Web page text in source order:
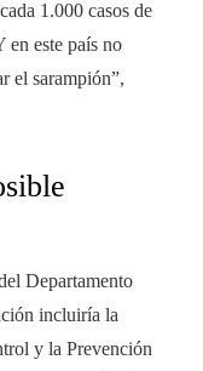
1.000 casos de
en este país no
el sarampión”,
Departamento
incluiría la
y la Prevención